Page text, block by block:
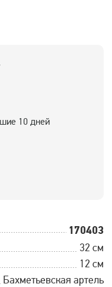
10 дней
170403
32 см
12 см
Бахметьевская артель